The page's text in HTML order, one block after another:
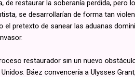
de restaurar la soberanía perdida, pero
se desarrollarían de forma tan
el pretexto de sanear las aduanas
restaurador sin un nuevo
Báez convencería a Ulysses